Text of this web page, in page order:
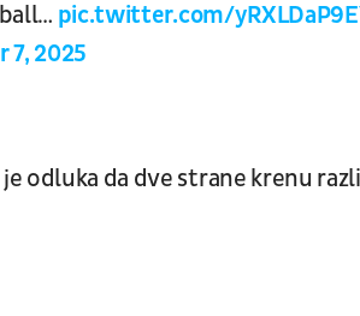
pic.twitter.com/
7, 2025
odluka da dve strane krenu